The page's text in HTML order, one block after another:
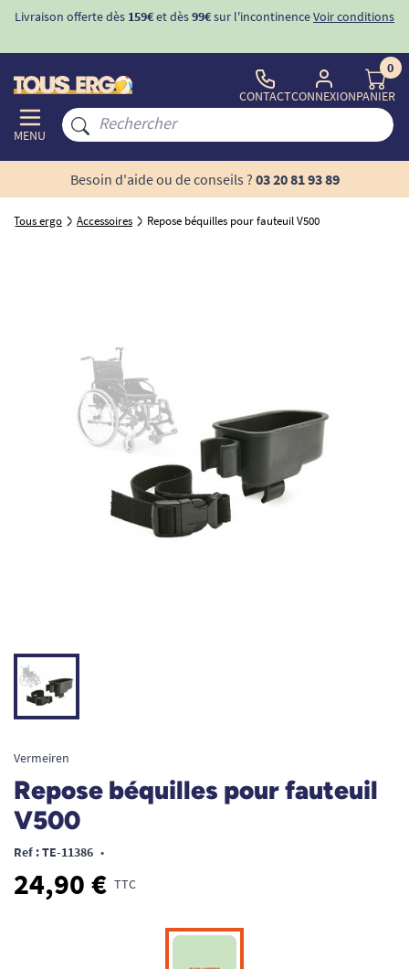
Livraison offerte dès 159€et dès99€sur l'incontinenceVoir conditions
MENU
CONTACTCONNEXION
0
PANIER
Besoin d'aide ou de conseils ? 03 20 81 93 89
Tous ergo Accessoires Repose béquilles pour fauteuil V500
Vermeiren
Repose béquilles pour fauteuil
V500
Ref : TE-11386 •
24,90 € TTC